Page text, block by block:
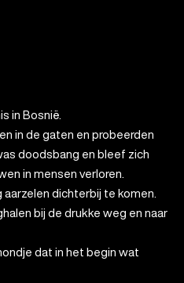
in de gaten en probeerden
doodsbang en bleef zich
in mensen verloren.
dichterbij te komen.
bij de drukke weg en naar
dat in het begin wat